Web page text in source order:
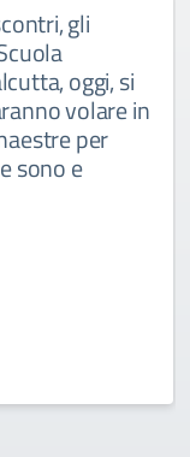
gli
oggi, si
volare in
per
sono e